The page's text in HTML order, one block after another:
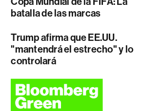
batalla de las marcas
Trump afirma que EE.UU.
"mantendrá el estrecho" y lo
controlará